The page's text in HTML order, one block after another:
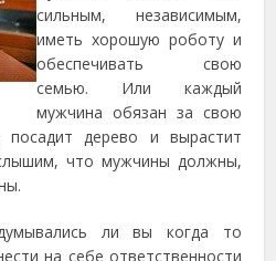
сильным, независимым,
иметь хорошую роботу и
обеспечивать свою
семью. Или каждый
мужчина обязан за свою
дерево и вырастит
что мужчины должны,
ли вы когда то
на себе ответственности